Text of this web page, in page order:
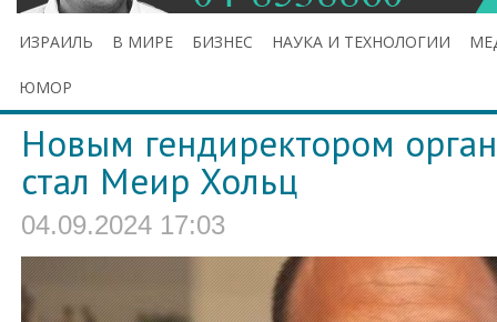
ИЗРАИЛЬ В МИРЕ БИЗНЕС НАУКА И ТЕХНОЛОГИИ
ЮМОР
Новым гендиректором
стал Меир Хольц
04.09.2024 17:03